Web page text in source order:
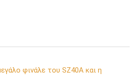
φινάλε του SZ40A και η